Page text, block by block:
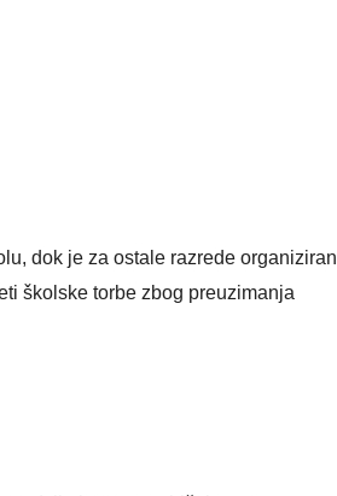
dok je za ostale razrede organiziran
školske torbe zbog preuzimanja